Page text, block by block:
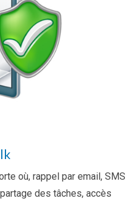
où, rappel par email, SMS
des tâches, accès